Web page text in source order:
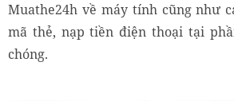
Muathe24h về máy tính cũng như
mã thẻ, nạp tiền điện thoại tại
chóng.